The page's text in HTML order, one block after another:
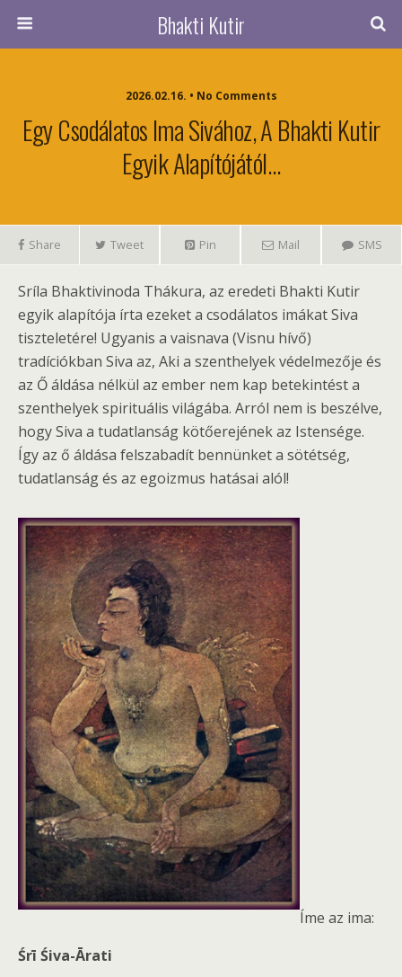
Bhakti Kutir
2026.02.16. • No Comments
Egy Csodálatos Ima Sivához, A Bhakti Kutir
Egyik Alapítójától…
Share Tweet Pin Mail SMS
Sríla Bhaktivinoda Thákura, az eredeti Bhakti Kutir
egyik alapítója írta ezeket a csodálatos imákat Siva
tiszteletére! Ugyanis a vaisnava (Visnu hívő)
tradíciókban Siva az, Aki a szenthelyek védelmezője és
az Ő áldása nélkül az ember nem kap betekintést a
szenthelyek spirituális világába. Arról nem is beszélve,
hogy Siva a tudatlanság kötőerejének az Istensége.
Így az ő áldása felszabadít bennünket a sötétség,
tudatlanság és az egoizmus hatásai alól!
Íme az ima:
Śrī Śiva-Ārati